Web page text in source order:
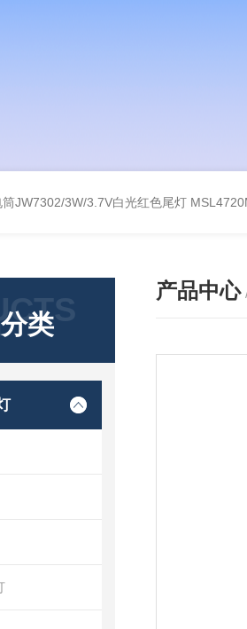
JW7302/3W/3.7V白光红色尾灯
类
产品中心